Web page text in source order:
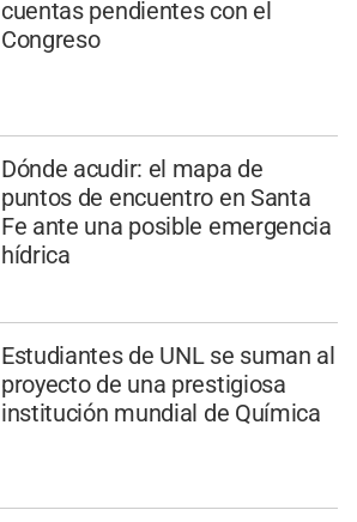
cuentas pendientes con el
Congreso
Dónde acudir: el mapa de
puntos de encuentro en Santa
Fe ante una posible emergencia
hídrica
Estudiantes de UNL se suman al
proyecto de una prestigiosa
institución mundial de Química